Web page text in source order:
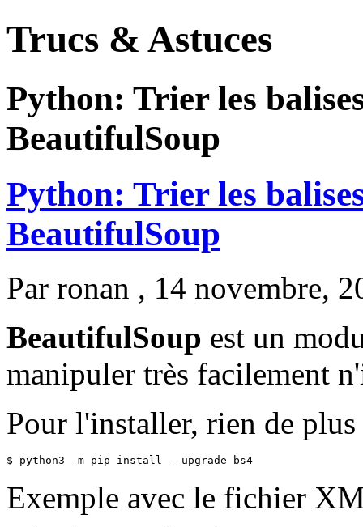
Trucs & Astuces
Python: Trier les
BeautifulSoup
Python: Trier les
BeautifulSoup
Par ronan , 14 novembre,
BeautifulSoup est un
manipuler très facilement
Pour l'installer, rien de
$ python3 -m pip install --upgrade bs4
Exemple avec le fichier